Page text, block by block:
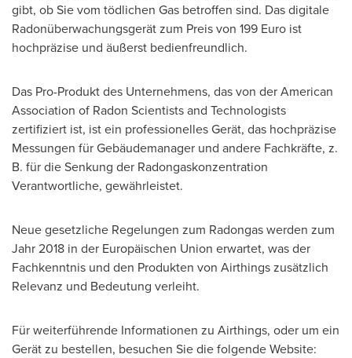
gibt, ob Sie vom tödlichen Gas betroffen sind. Das digitale
Radonüberwachungsgerät zum Preis von 199 Euro ist
hochpräzise und äußerst bedienfreundlich.
Das Pro-Produkt des Unternehmens, das von der American
Association of Radon Scientists and Technologists
zertifiziert ist, ist ein professionelles Gerät, das hochpräzise
Messungen für Gebäudemanager und andere Fachkräfte, z.
B. für die Senkung der Radongaskonzentration
Verantwortliche, gewährleistet.
Neue gesetzliche Regelungen zum Radongas werden zum
Jahr 2018 in der Europäischen Union erwartet, was der
Fachkenntnis und den Produkten von Airthings zusätzlich
Relevanz und Bedeutung verleiht.
Für weiterführende Informationen zu Airthings, oder um ein
Gerät zu bestellen, besuchen Sie die folgende Website: